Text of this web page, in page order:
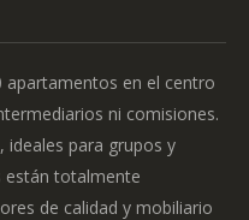
apartamentos en el centro
ni comisiones.
para grupos y
están totalmente
de calidad y mobiliario